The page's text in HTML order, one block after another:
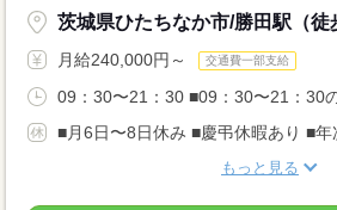
茨城県ひたちなか市/勝田駅（徒
月給240,000円～ 交通費一部支給
09：30〜21：30 ■09：30〜21：30
■月6日〜8日休み ■慶弔休暇あり ■年
もっと見る